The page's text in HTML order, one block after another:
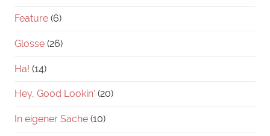
Feature (6)
Glosse (26)
Ha! (14)
Hey, Good Lookin' (20)
In eigener Sache (10)